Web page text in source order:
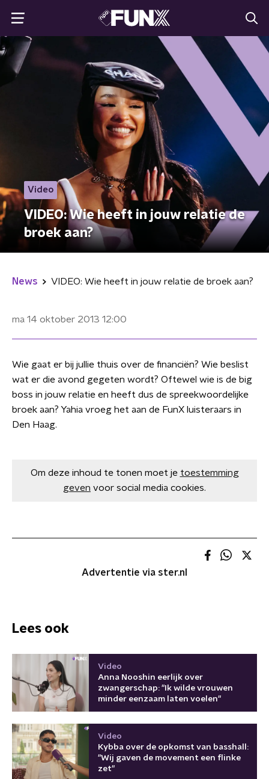
Video
VIDEO: Wie heeft in jouw relatie de
broek aan?
News VIDEO: Wie heeft in jouw relatie de broek aan?
ma 14 oktober 2013 12:00
Wie gaat er bij jullie thuis over de financiën? Wie beslist
wat er die avond gegeten wordt? Oftewel wie is de big
boss in jouw relatie en heeft dus de spreekwoordelijke
broek aan? Yahia vroeg het aan de FunX luisteraars in
Den Haag.
Om deze inhoud te tonen moet je toestemming
geven voor social media cookies.
Advertentie via ster.nl
Lees ook
Video
Anna Nooshin eerlijk over
zwangerschap: "Ik wilde vrouwen
minder eenzaam laten voelen"
Video
Kybba over de opkomst van basshall:
"Wij gaven de movement een flinke
zet"